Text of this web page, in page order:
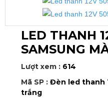
LED THANH
SAMSUNG
Lượt xem : 614
Mã SP : Đèn led thanh
trắng